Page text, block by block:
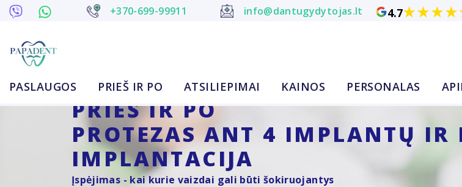
+370-699-99911 info@dantugydytojas.lt 4.7
PASLAUGOS PRIEŠ IR PO ATSILIEPIMAI KAINOS PERSONALAS
PRIEŠ IR PO
PROTEZAS ANT 4 IMPLANTŲ IR
IMPLANTACIJA
Įspėjimas - kai kurie vaizdai gali būti šokiruojantys